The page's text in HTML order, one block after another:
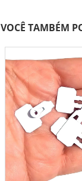
VOCÊ TAMBÉM